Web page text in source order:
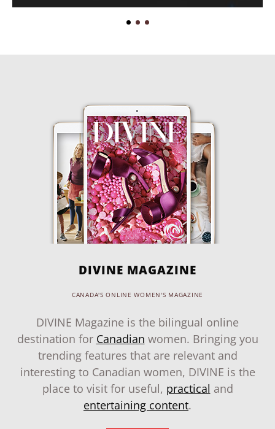
DIVINE MAGAZINE
CANADA'S ONLINE WOMEN'S MAGAZINE
DIVINE Magazine is the bilingual online
destination for Canadian women. Bringing you
trending features that are relevant and
interesting to Canadian women, DIVINE is the
place to visit for useful, practical and
entertaining content.